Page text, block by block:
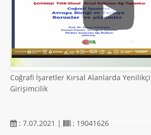
Coğrafi İşaretler Kırsal Alanlarda
Girişimcilik
: 7.07.2021 | : 19041626